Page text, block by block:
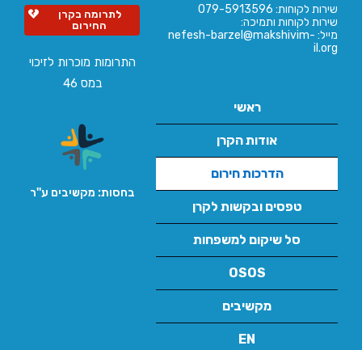
שירות לקוחות: 079-5913596
שירות לקוחות ותמיכה:
מייל: nefesh-barzel@makshivim-
il.org
ראשי
אודות הקרן
הדרכות חירום
טפסים ובקשות לקרן
סל שיקום למשפחות
OSOS
מקשיבים
EN
לתרומה בקרן
החירום
התרומות מוכרות לזיכוי
במס 46
בחסות: מקשיבים ע''ר